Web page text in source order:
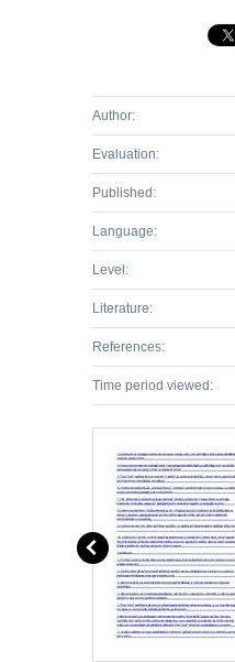
Author:
Evaluation:
Published:
Language:
Level:
Literature:
References:
Time period viewed: